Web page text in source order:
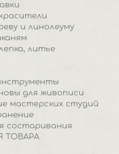
и линолеуму
литье
для живописи
мастерских студий
состаривания
ТОВАРА